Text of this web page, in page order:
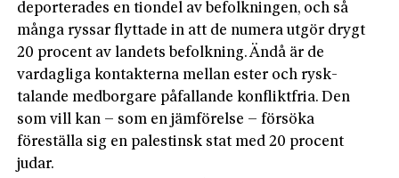
deporterades en tiondel av befolkningen, och så
många ryssar flyttade in att de numera utgör drygt
20 procent av landets befolkning. Ändå är de
vardagliga kontakterna mellan ester och rysk­
talande medborgare påfallande konfliktfria. Den
som vill kan – som en jämförelse – försöka
föreställa sig en palestinsk stat med 20 procent
judar.